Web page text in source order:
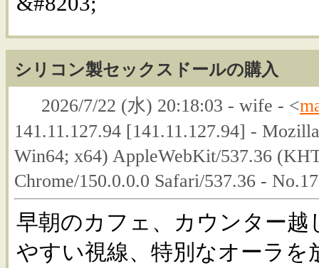
シリコン製セックスドールの購入
2026/7/22 (水) 20:18:03 - wife - <
141.11.127.94 [141.11.127.94] -
Win64; x64) AppleWebKit/537.36
Chrome/150.0.0.0 Safari/537.36 -
早朝のカフェ、カウンター
やすい視線、特別なオーラを